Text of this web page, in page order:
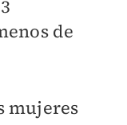
de
mujeres